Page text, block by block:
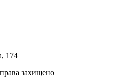
174
захищено